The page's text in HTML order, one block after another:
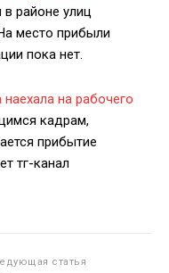
районе улиц
место прибыли
пока нет.
на рабочего
кадрам,
прибытие
тг-канал
статья